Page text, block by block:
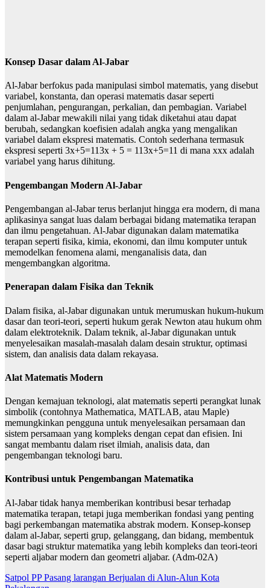
Konsep Dasar dalam Al-Jabar
Al-Jabar berfokus pada manipulasi simbol matematis, yang disebut
variabel, konstanta, dan operasi matematis dasar seperti
penjumlahan, pengurangan, perkalian, dan pembagian. Variabel
dalam al-Jabar mewakili nilai yang tidak diketahui atau dapat
berubah, sedangkan koefisien adalah angka yang mengalikan
variabel dalam ekspresi matematis. Contoh sederhana termasuk
ekspresi seperti 3x+5=113x + 5 = 113x+5=11 di mana xxx adalah
variabel yang harus dihitung.
Pengembangan Modern Al-Jabar
Pengembangan al-Jabar terus berlanjut hingga era modern, di mana
aplikasinya sangat luas dalam berbagai bidang matematika terapan
dan ilmu pengetahuan. Al-Jabar digunakan dalam matematika
terapan seperti fisika, kimia, ekonomi, dan ilmu komputer untuk
memodelkan fenomena alami, menganalisis data, dan
mengembangkan algoritma.
Penerapan dalam Fisika dan Teknik
Dalam fisika, al-Jabar digunakan untuk merumuskan hukum-hukum
dasar dan teori-teori, seperti hukum gerak Newton atau hukum ohm
dalam elektroteknik. Dalam teknik, al-Jabar digunakan untuk
menyelesaikan masalah-masalah dalam desain struktur, optimasi
sistem, dan analisis data dalam rekayasa.
Alat Matematis Modern
Dengan kemajuan teknologi, alat matematis seperti perangkat lunak
simbolik (contohnya Mathematica, MATLAB, atau Maple)
memungkinkan pengguna untuk menyelesaikan persamaan dan
sistem persamaan yang kompleks dengan cepat dan efisien. Ini
sangat membantu dalam riset ilmiah, analisis data, dan
pengembangan teknologi baru.
Kontribusi untuk Pengembangan Matematika
Al-Jabar tidak hanya memberikan kontribusi besar terhadap
matematika terapan, tetapi juga memberikan fondasi yang penting
bagi perkembangan matematika abstrak modern. Konsep-konsep
dalam al-Jabar, seperti grup, gelanggang, dan bidang, membentuk
dasar bagi struktur matematika yang lebih kompleks dan teori-teori
seperti aljabar modern dan geometri aljabar. (Adm-02A)
Navigasi
Satpol PP Pasang larangan Berjualan di Alun-Alun Kota